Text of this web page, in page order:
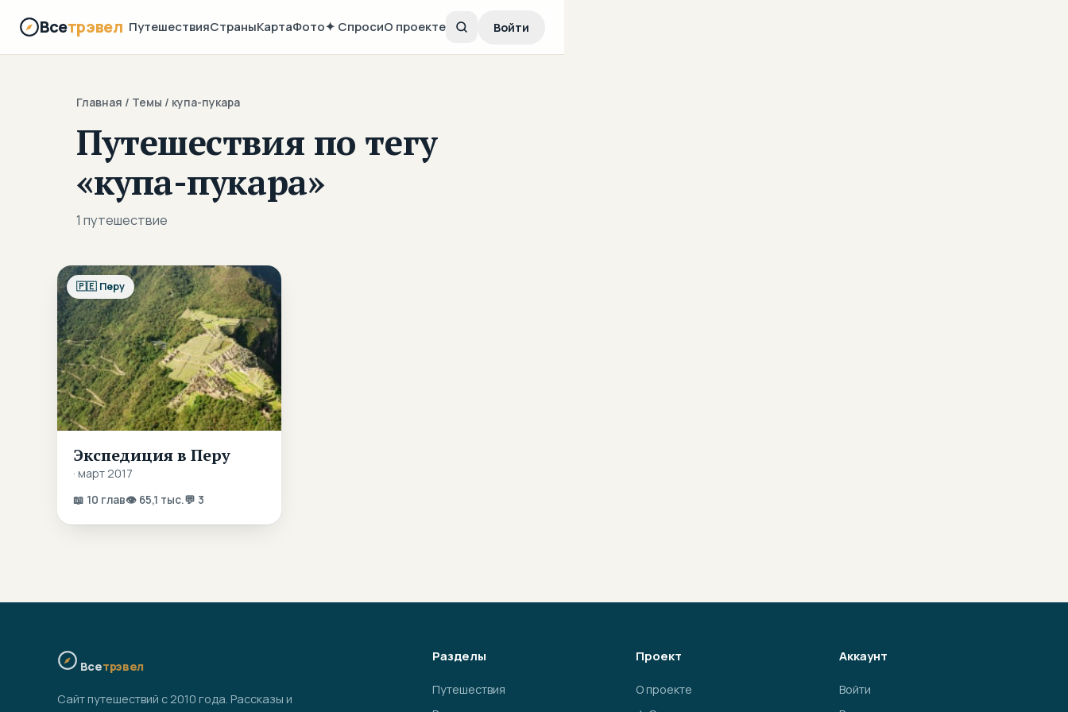
Всетрэвел ПутешествияСтраныКартаФото✦ СпросиО проекте Войти
Главная / Темы / купа-пукара
Путешествия по тегу
«купа-пукара»
1 путешествие
🇵🇪 Перу
Экспедиция в Перу
· март 2017
📖 10 глав👁 65,1 тыс.💬 3
Всетрэвел
Сайт путешествий с 2010 года. Рассказы и
Разделы
Путешествия
Проект
О проекте
Аккаунт
Войти